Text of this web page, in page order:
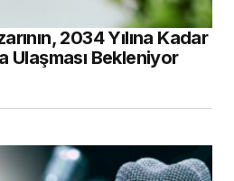
2034 Yılına Kadar
Ulaşması Bekleniyor